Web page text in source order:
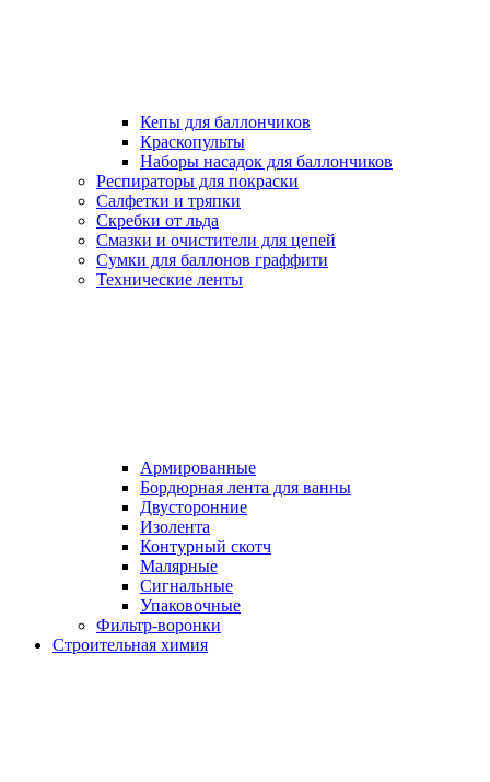
Кепы для баллончиков
Краскопульты
Наборы насадок для баллончиков
Респираторы для покраски
Салфетки и тряпки
Скребки от льда
Смазки и очистители для цепей
Сумки для баллонов граффити
Технические ленты
Армированные
Бордюрная лента для ванны
Двусторонние
Изолента
Контурный скотч
Малярные
Сигнальные
Упаковочные
Фильтр-воронки
Строительная химия